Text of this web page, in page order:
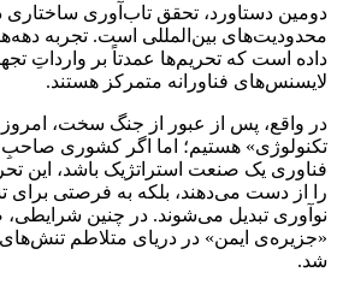
دومین دستاورد، تحقق تاب‌آوری ساختاری
محدودیت‌های بین‌المللی است. تجربه
داده است که تحریم‌ها عمدتاً بر وارداتِ
لایسنس‌های فناورانه متمرکز هستند.
در واقع، پس از عبور از جنگ سخت،
تکنولوژی» هستیم؛ اما اگر کشوری صاحبِ
فناوری یک صنعت استراتژیک باشد، این
را از دست می‌دهند، بلکه به فرصتی برای
نوآوری تبدیل می‌شوند. در چنین شرایطی،
«جزیره‌ی ایمن» در دریای متلاطم تنش‌های
شد.